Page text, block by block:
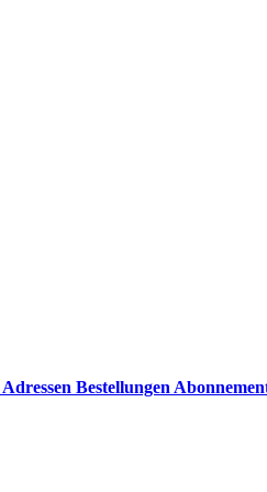
Adressen Bestellungen